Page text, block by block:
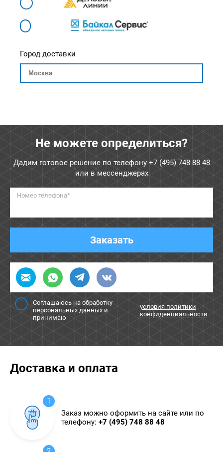
Город доставки
Не можете определиться?
Дадим готовое решение по телефону +7 (495) 748 88 48
или в мессенджерах
Номер телефона*
Заказать
Соглашаюсь на обработку
персональных данных и
принимаю
условия политики
конфиденциальности
Доставка и оплата
1
Заказ можно оформить на сайте или по
телефону: +7 (495) 748 88 48